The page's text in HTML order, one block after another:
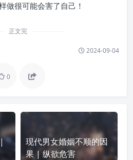
做很可能会害了自己！
正文完
2024-09-04
0
|
现代男女婚姻不顺的因
果 | 纵欲危害